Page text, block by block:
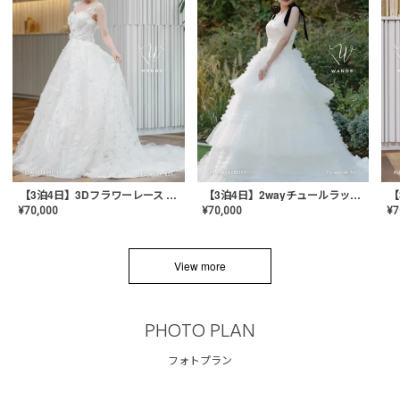
【3泊4日】3Dフラワーレース ドレス〈PD-WDOR-331〉
¥70,000
【3泊4日】2wayチュールラッフルドレス〈PD-WDOR-341RTL〉
¥70,000 ¥
View more
PHOTO PLAN
フォトプラン